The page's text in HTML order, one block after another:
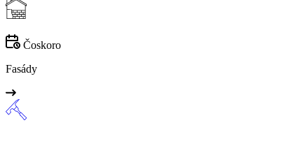
Čoskoro
Fasády